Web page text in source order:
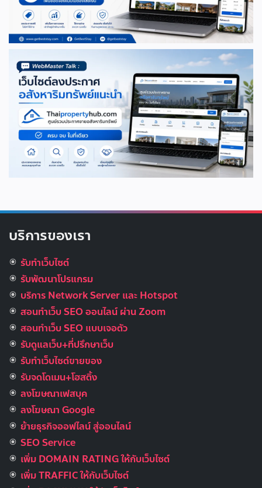
บริการของเรา
รับทำเว็บไซต์
รับพัฒนาโปรแกรม
บริการ Network Server และ Hotspot
สอนทำเว็บ SEO ออนไลน์ ผ่าน Zoom
สอนทำเว็บ SEO แบบเจอตัว
รับดูแลเว็บ+ที่ปรึกษาเว็บ
รับทําเว็บไซต์ขายของ
รับจดโดเมน+โฮสติ้ง
ลงโฆษณาเฟสบุค
ลงโฆษณา Google
ย้ายธุรกิจออฟไลน์ สู่ออนไลน์
SEO Service
เพิ่ม DOMAIN RATING ให้กับเว็บไซต์
เพิ่ม TRAFFIC ให้กับเว็บไซต์